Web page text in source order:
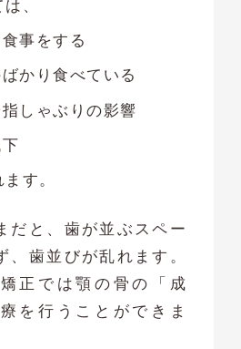
、
事をする
かり食べている
しゃぶりの影響
す。
だと、歯が並ぶスペー
、歯並びが乱れます。
正では顎の骨の「成
を行うことができま